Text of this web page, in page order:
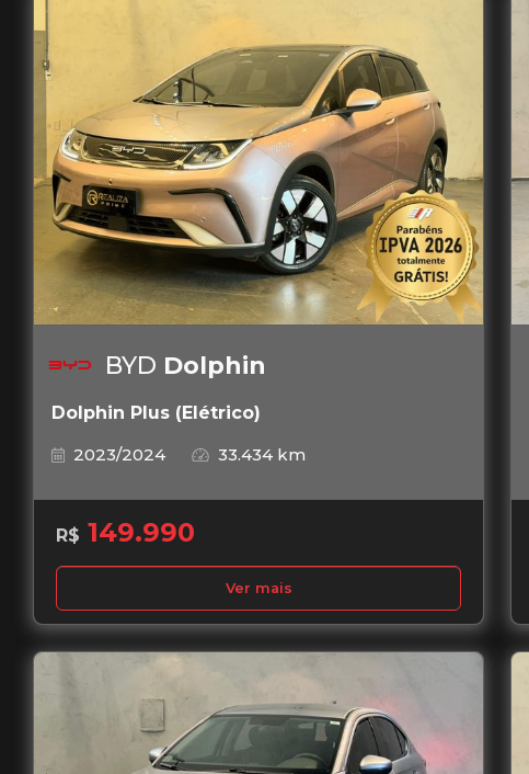
BYD Dolphin
Dolphin Plus (Elétrico)
2023/2024
33.434 km
R$ 149.990
Ver mais